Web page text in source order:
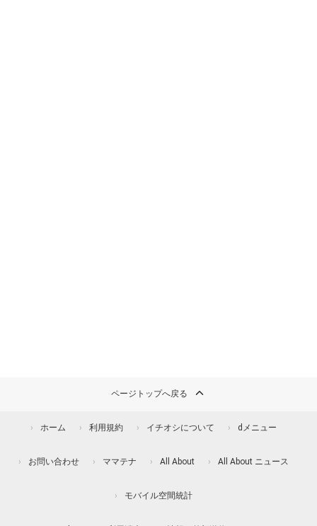
ページトップへ戻る
ホーム 利用規約 イチオシについて dメニュー
お問い合わせ ママテナ All About All About ニュース
モバイル空間統計